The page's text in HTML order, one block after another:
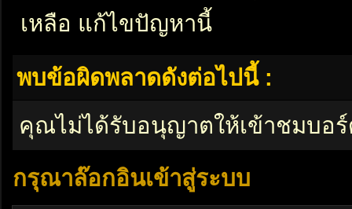
เหลือ แก้ไขปัญหานี้
พบข้อผิดพลาดดังต่อไปนี้ :
คุณไม่ได้รับอนุญาตให้เข้าชมบอ
กรุณาล๊อกอินเข้าสู่ระบบ